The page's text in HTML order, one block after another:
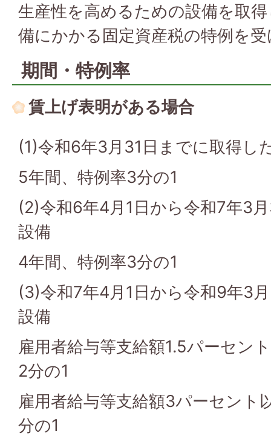
生産性を高めるための設備を取
備にかかる固定資産税の特例を
期間・特例率
賃上げ表明がある場合
(1)令和6年3月31日までに取得し
5年間、特例率3分の1
(2)令和6年4月1日から令和7年3
設備
4年間、特例率3分の1
(3)令和7年4月1日から令和9年3
設備
雇用者給与等支給額1.5パーセン
2分の1
雇用者給与等支給額3パーセント
分の1